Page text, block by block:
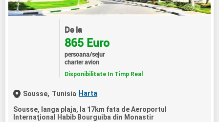
De la
865 Euro
persoana/sejur
charter avion
Disponibilitate In Timp Real
Sousse, Tunisia Harta
Sousse, langa plaja, la 17km fata de Aeroportul
Internaţional Habib Bourguiba din Monastir